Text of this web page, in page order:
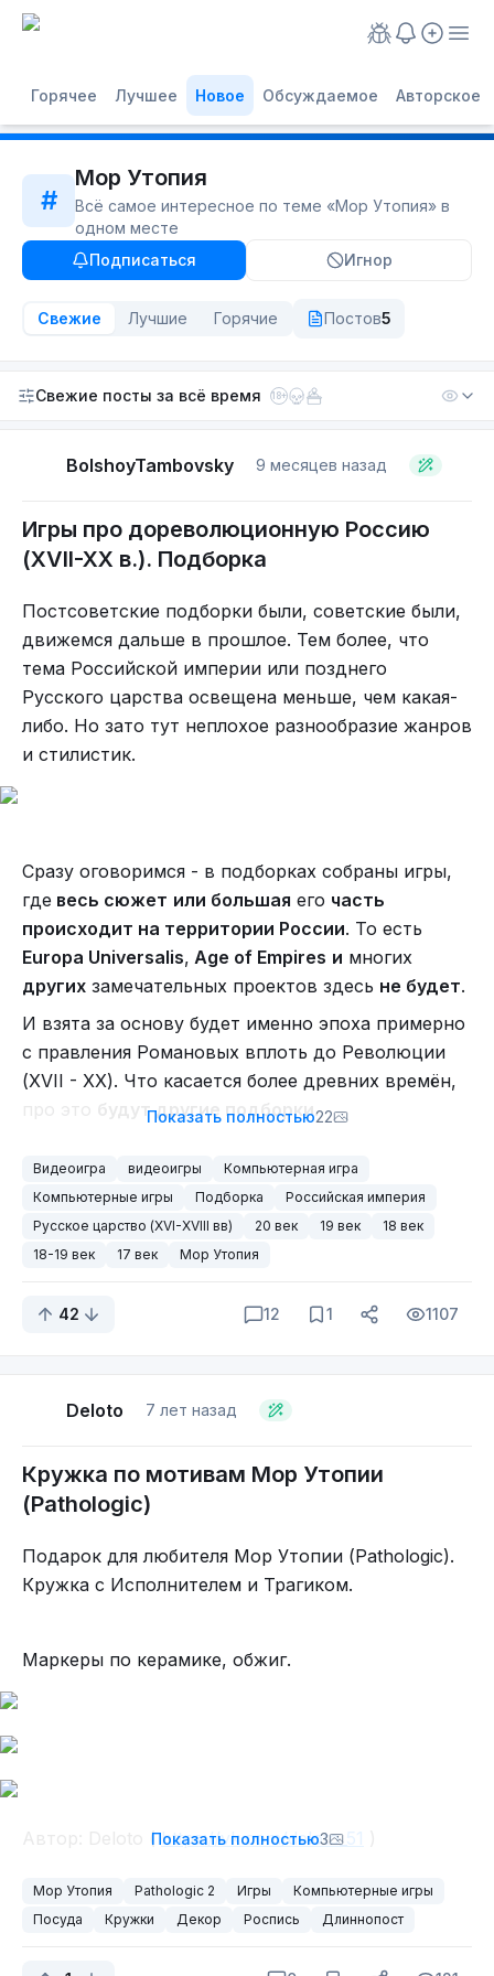
Горячее Лучшее Новое Обсуждаемое Авторское
#
Мор Утопия
Всё самое интересное по теме «Мор Утопия» в
одном месте
Подписаться
Игнор
Свежие Лучшие Горячие Постов5
Свежие посты за всё время 18+
BolshoyTambovsky 9 месяцев назад
Игры про дореволюционную Россию
(XVII-XX в.). Подборка
Постсоветские подборки были, советские были,
движемся дальше в прошлое. Тем более, что
тема Российской империи или позднего
Русского царства освещена меньше, чем какая-
либо. Но зато тут неплохое разнообразие жанров
и стилистик.
Сразу оговоримся - в подборках собраны игры,
где весь сюжет или большая его часть
происходит на территории России. То есть
Europa Universalis, Age of Empires и многих
других замечательных проектов здесь не будет.
И взята за основу будет именно эпоха примерно
с правления Романовых вплоть до Революции
(XVII - XX). Что касается более древних времён,
будут другие подборки.
Мор. Утопия / Pathologic
Жанр - Хоррор / RPG
Год - 2005 / 2015 (ремастер), 2019 (ремейк)
Платформа - ПК, PS4, Xbox One
Издатель - Бука, Devolver Digital (ремастер),
про эпидемию, охватившую город где-то в
Российская империя незадолго до Революции,
на что намекает архитектура, имена персонажей
куда уж без неё.
По ходу прохождения придётся натурально
выживать - искать еду, воду, а также избегать
Показать полностью22
Видеоигра видеоигры
Компьютерная игра
Компьютерные игры
Подборка
Российская империя
Русское царство (XVI-XVIII вв)
20 век 19 век
18 век
18-19 век
17 век Мор Утопия
42 12 1 1107
Deloto 7 лет назад
Кружка по мотивам Мор Утопии
(Pathologic)
Подарок для любителя Мор Утопии (Pathologic).
Кружка с Исполнителем и Трагиком.
Маркеры по керамике, обжиг.
Автор: Deloto (https://vk.com/deloto_51
Показать полностью3
Мор Утопия Pathologic 2 Игры
Компьютерные игры
Посуда
Кружки Декор Роспись Длиннопост